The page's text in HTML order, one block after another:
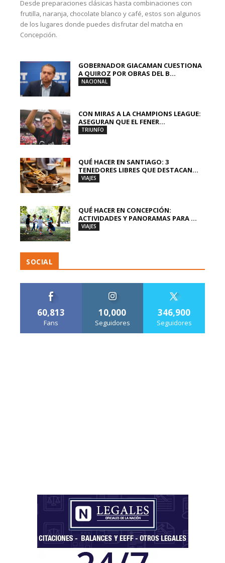
Desde preparaciones clásicas hasta combinaciones con
frutilla, naranja, chocolate blanco y café, estos son algunos
de los lugares donde puedes disfrutar del matcha en
Concepción.
GOBERNADOR GIACAMAN CUESTIONA
A QUIROZ POR OBRAS DEL B...
NACIONAL
CON MIRAS A LA CHAMPIONS LEAGUE:
ASEGURAN QUE EL FENER...
TRIUNFO
QUÉ HACER EN SANTIAGO: 3
TENEDORES LIBRES QUE DESTACAN...
VIAJES
QUÉ HACER EN CONCEPCIÓN:
ACTIVIDADES Y PANORAMAS PARA ...
VIAJES
SOCIAL
60,813
Fans
10,000
Seguidores
346,900
Seguidores